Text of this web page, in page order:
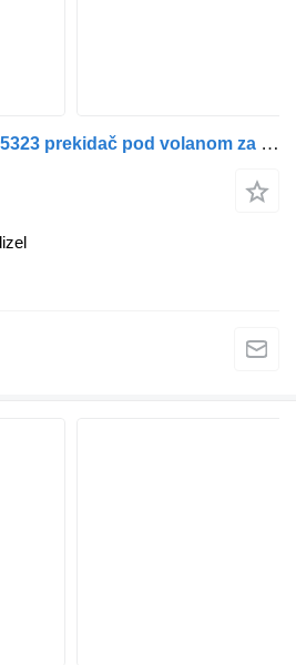
DAF LF45 (01.01-) 1405323 prekidač pod volanom za DAF LF45, LF55, LF180, CF65, CF75, CF85 (2001-) tegljača